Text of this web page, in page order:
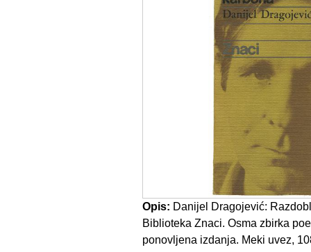
Opis: Danijel Dragojević:
Biblioteka Znaci. Osma zbirka
ponovljena izdanja. Meki uvez,